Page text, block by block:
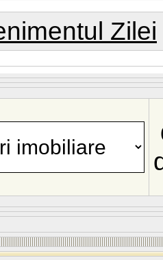
Zilei